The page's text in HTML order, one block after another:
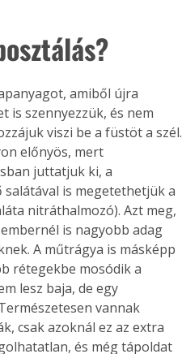
amiből újra
is szennyezzük, és nem
viszi be a füstöt a szél.
előnyös, mert
juttatjuk ki, a
is megetethetjük a
nitráthalmozó). Azt meg,
is nagyobb adag
A műtrágya is másképp
rétegekbe mosódik a
lesz baja, de egy
vannak
csak azoknál ez az extra
és még tápoldat